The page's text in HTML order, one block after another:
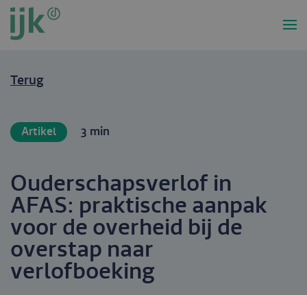
Overslaan
naar
inhoud
Terug
Artikel 3 min
Ouderschapsverlof in
AFAS: praktische aanpak
voor de overheid bij de
overstap naar
verlofboeking